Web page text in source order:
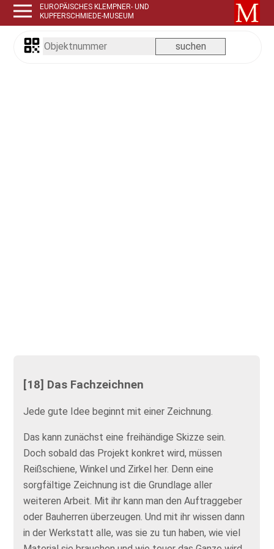
EUROPÄISCHES KLEMPNER- UND
KUPFERSCHMIEDE-MUSEUM
[18] Das Fachzeichnen
Jede gute Idee beginnt mit einer Zeichnung.
Das kann zunächst eine freihändige Skizze sein.
Doch sobald das Projekt konkret wird, müssen
Reißschiene, Winkel und Zirkel her. Denn eine
sorgfältige Zeichnung ist die Grundlage aller
weiteren Arbeit. Mit ihr kann man den Auftraggeber
oder Bauherren überzeugen. Und mit ihr wissen dann
in der Werkstatt alle, was sie zu tun haben, wie viel